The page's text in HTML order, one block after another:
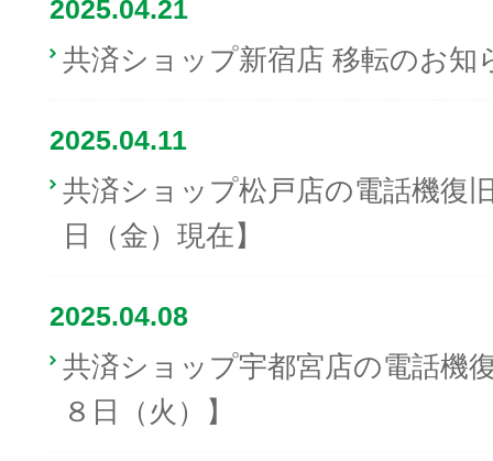
2025.04.21
共済ショップ新宿店 移転のお知
2025.04.11
共済ショップ松戸店の電話機復
日（金）現在】
2025.04.08
共済ショップ宇都宮店の電話機
８日（火）】